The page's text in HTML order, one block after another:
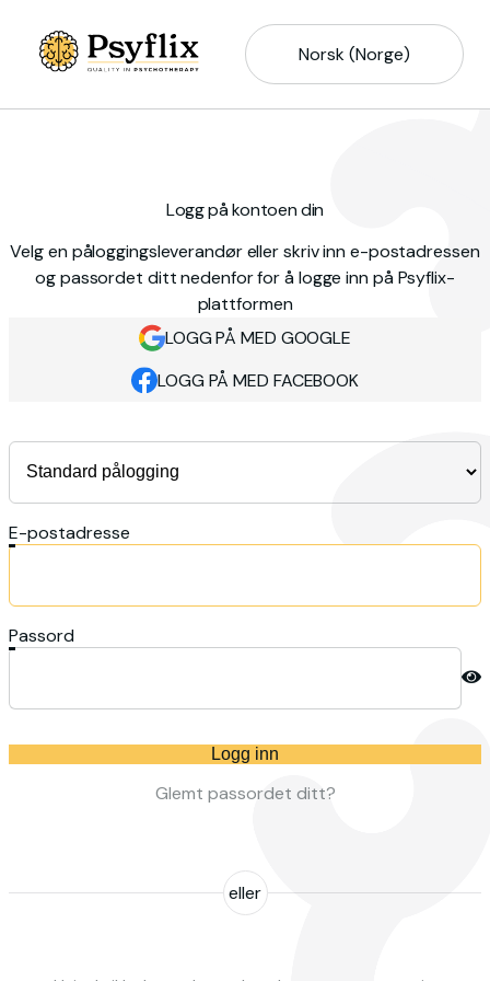
Norsk (Norge)
Logg på kontoen din
Velg en påloggingsleverandør eller skriv inn e-postadressen
og passordet ditt nedenfor for å logge inn på Psyflix-
plattformen
LOGG PÅ MED GOOGLE
LOGG PÅ MED FACEBOOK
E-postadresse
Passord
Logg inn
Glemt passordet ditt?
eller